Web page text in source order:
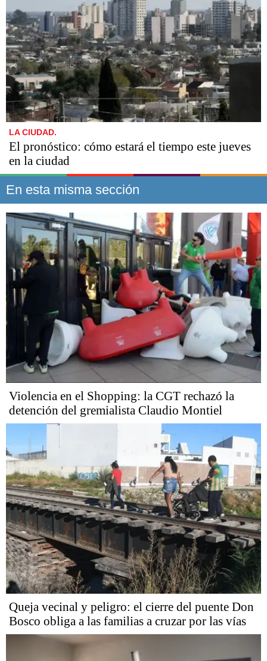
LA CIUDAD.
El pronóstico: cómo estará el tiempo este jueves
en la ciudad
En esta misma sección
Violencia en el Shopping: la CGT rechazó la
detención del gremialista Claudio Montiel
Queja vecinal y peligro: el cierre del puente Don
Bosco obliga a las familias a cruzar por las vías